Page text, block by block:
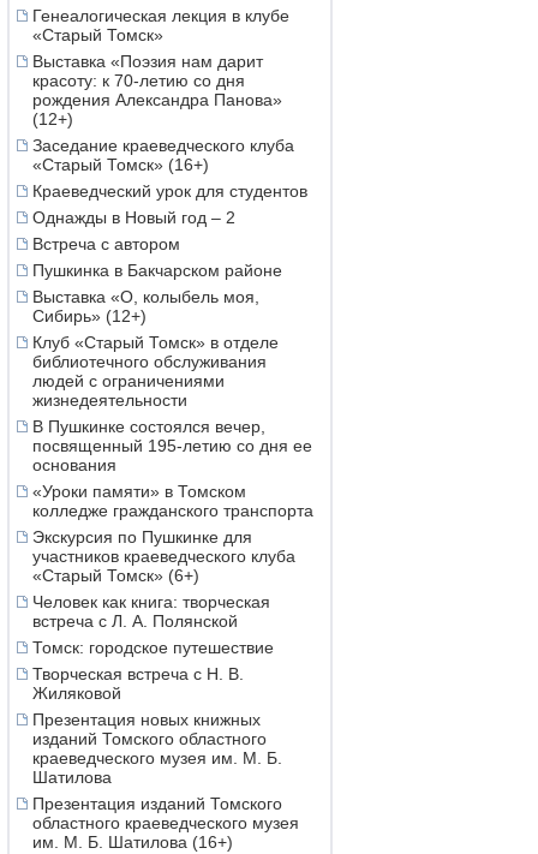
Генеалогическая лекция в клубе
«Старый Томск»
Выставка «Поэзия нам дарит
красоту: к 70-летию со дня
рождения Александра Панова»
(12+)
Заседание краеведческого клуба
«Старый Томск» (16+)
Краеведческий урок для студентов
Однажды в Новый год – 2
Встреча с автором
Пушкинка в Бакчарском районе
Выставка «О, колыбель моя,
Сибирь» (12+)
Клуб «Старый Томск» в отделе
библиотечного обслуживания
людей с ограничениями
жизнедеятельности
В Пушкинке состоялся вечер,
посвященный 195-летию со дня ее
основания
«Уроки памяти» в Томском
колледже гражданского транспорта
Экскурсия по Пушкинке для
участников краеведческого клуба
«Старый Томск» (6+)
Человек как книга: творческая
встреча с Л. А. Полянской
Томск: городское путешествие
Творческая встреча с Н. В.
Жиляковой
Презентация новых книжных
изданий Томского областного
краеведческого музея им. М. Б.
Шатилова
Презентация изданий Томского
областного краеведческого музея
им. М. Б. Шатилова (16+)